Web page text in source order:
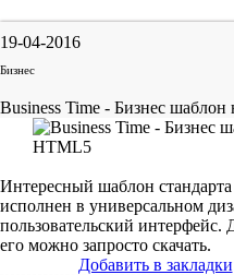
19-04-2016
Бизнес
Business Time - Бизнес
Интересный шаблон
исполнен в универсальном
пользовательский
его можно запросто скачать.
Добавить в закладки